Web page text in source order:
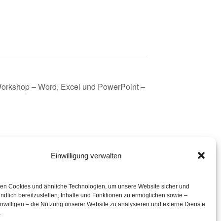
Einwilligung verwalten
Cookies und ähnliche Technologien, um unsere Website sicher und
bereitzustellen, Inhalte und Funktionen zu ermöglichen sowie –
– die Nutzung unserer Website zu analysieren und externe Dienste
– Word, Excel und PowerPoint –
mit